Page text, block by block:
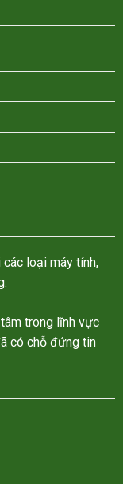
các loại máy tính,
trong lĩnh vực
có chỗ đứng tin